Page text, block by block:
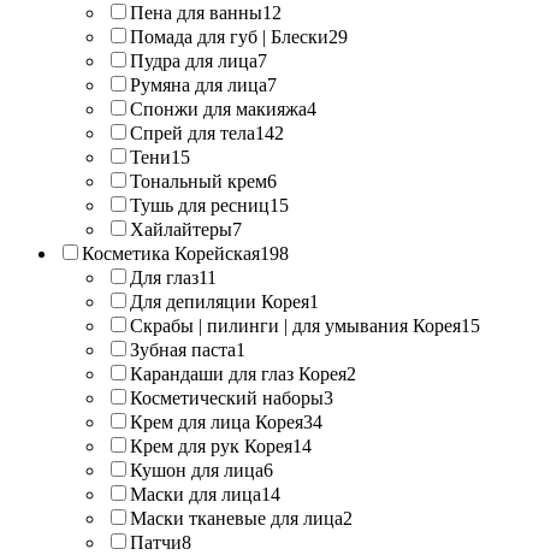
Пена для ванны12
Помада для губ | Блески29
Пудра для лица7
Румяна для лица7
Спонжи для макияжа4
Спрей для тела142
Тени15
Тональный крем6
Тушь для ресниц15
Хайлайтеры7
Косметика Корейская198
Для глаз11
Для депиляции Корея1
Скрабы | пилинги | для умывания Корея15
Зубная паста1
Карандаши для глаз Корея2
Косметический наборы3
Крем для лица Корея34
Крем для рук Корея14
Кушон для лица6
Маски для лица14
Маски тканевые для лица2
Патчи8